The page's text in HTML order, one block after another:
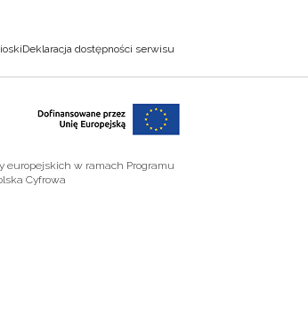
Deklaracja dostępności serwisu
europejskich w ramach Programu
Cyfrowa